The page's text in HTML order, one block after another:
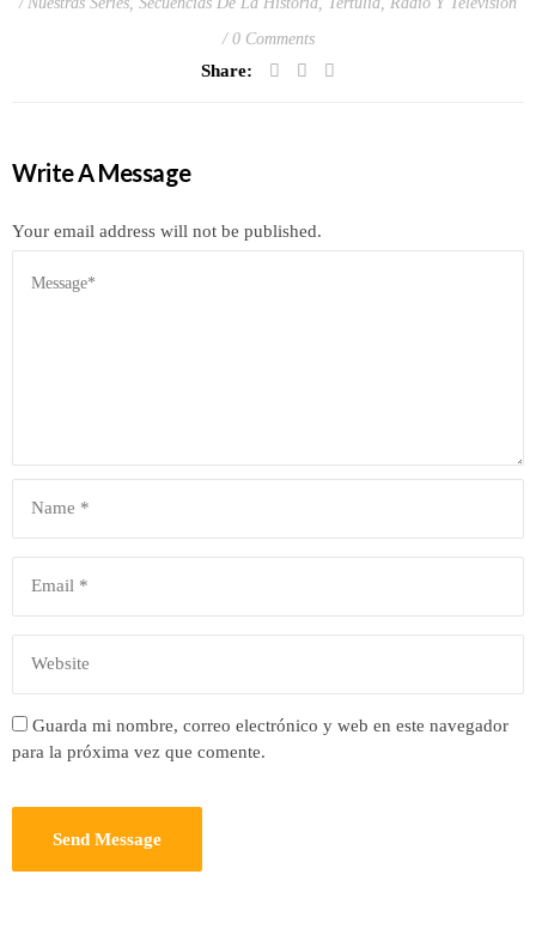
0 Comments
Share:
Write A Message
Your email address will not be published.
Guarda mi nombre, correo electrónico y web en este navegador
para la próxima vez que comente.